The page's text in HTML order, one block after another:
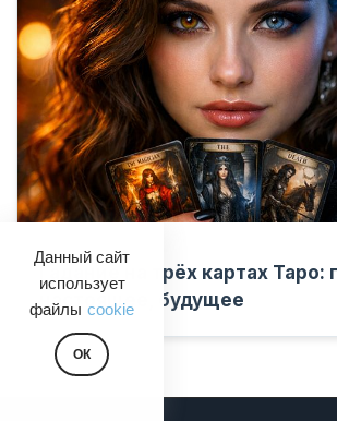
Данный сайт
использует
файлы cookie
ОК
Гадание на трёх картах Таро:
настоящее, будущее